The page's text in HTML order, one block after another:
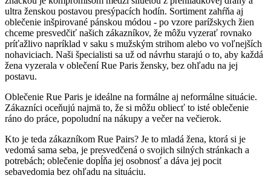
ultra ženskou postavou presýpacích hodín. Sortiment zahŕňa aj
oblečenie inšpirované pánskou módou - po vzore parížskych žien
chceme presvedčiť našich zákazníkov, že môžu vyzerať rovnako
príťažlivo napríklad v saku s mužským strihom alebo vo voľnejších
nohaviciach. Naši špecialisti sa už od návrhu starajú o to, aby každá
žena vyzerala v oblečení Rue Paris žensky, bez ohľadu na jej
postavu.
Oblečenie Rue Paris je ideálne na formálne aj neformálne situácie.
Zákazníci oceňujú najmä to, že si môžu obliecť to isté oblečenie
ráno do práce, popoludní na nákupy a večer na večierok.
Kto je teda zákazníkom Rue Pairs? Je to mladá žena, ktorá si je
vedomá sama seba, je presvedčená o svojich silných stránkach a
potrebách; oblečenie dopĺňa jej osobnosť a dáva jej pocit
sebavedomia bez ohľadu na situáciu.